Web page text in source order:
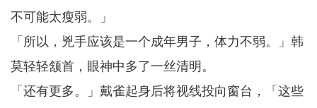
不可能太瘦弱。」
「所以，兇手应该是一个成年男子，体力不弱。」韩
莫轻轻颔首，眼神中多了一丝清明。
「还有更多。」戴雀起身后将视线投向窗台，「这些